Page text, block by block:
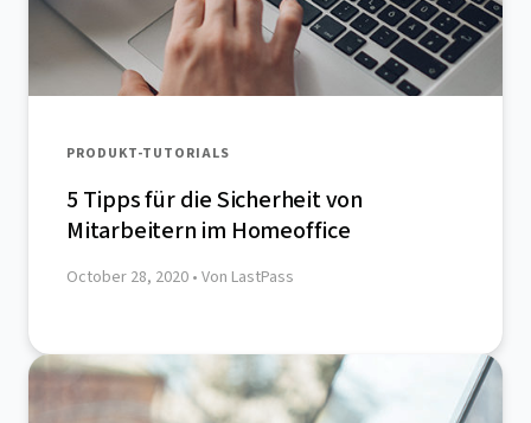
PRODUKT-TUTORIALS
5 Tipps für die Sicherheit von
Mitarbeitern im Homeoffice
October 28, 2020 • Von LastPass